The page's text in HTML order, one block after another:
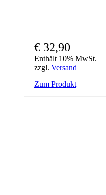
€ 32,90
Enthält 10% MwSt.
zzgl. Versand
Zum Produkt